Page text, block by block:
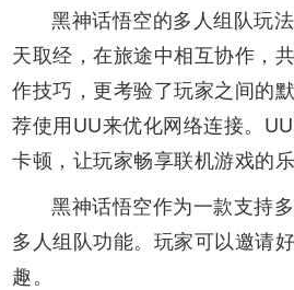
黑神话悟空的多人组队玩
天取经，在旅途中相互协作，
作技巧，更考验了玩家之间的
荐使用UU来优化网络连接。
卡顿，让玩家畅享联机游戏的乐
黑神话悟空作为一款支持
多人组队功能。玩家可以邀请
趣。